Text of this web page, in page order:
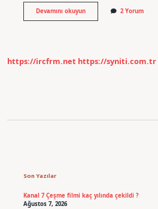
Devamını okuyunTürk
Halkı
Için
2 Yorum
https://ircfrm.net https://syniti.com.tr
Son Yazılar
Kanal 7 Çeşme filmi kaç yılında çekildi ?
Ağustos 7, 2026